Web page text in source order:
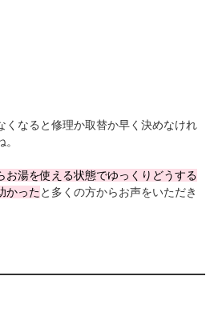
くなると修理か取替か早く決めなけれ
お湯を使える状態でゆっくりどうする
かったと多くの方からお声をいただき